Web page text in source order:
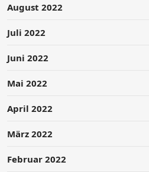
August 2022
Juli 2022
Juni 2022
Mai 2022
April 2022
März 2022
Februar 2022